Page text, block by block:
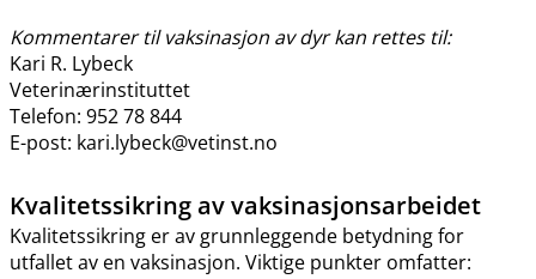
Kommentarer til vaksinasjon av dyr kan rettes til:
Kari R. Lybeck
Veterinærinstituttet
Telefon: 952 78 844
E-post: kari.lybeck@vetinst.no
Kvalitetssikring av vaksinasjonsarbeidet
Kvalitetssikring er av grunnleggende betydning for
utfallet av en vaksinasjon. Viktige punkter omfatter: